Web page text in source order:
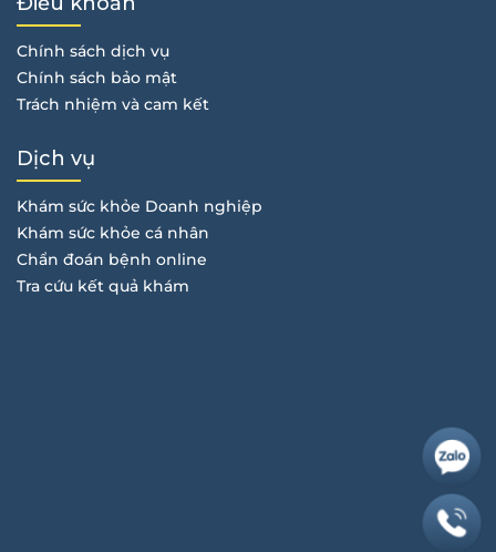
Chính sách dịch vụ
Chính sách bảo mật
Trách nhiệm và cam kết
Dịch vụ
Khám sức khỏe Doanh nghiệp
Khám sức khỏe cá nhân
Chẩn đoán bệnh online
Tra cứu kết quả khám